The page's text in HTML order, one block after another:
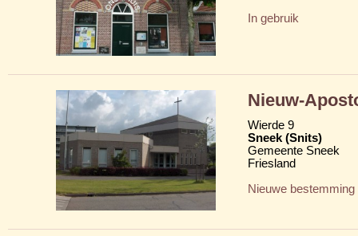
In gebruik
Nieuw-
Wierde 9
Sneek (Snits)
Gemeente Sneek
Friesland
Nieuwe bestemming